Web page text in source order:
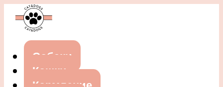
Собаки
Кошки